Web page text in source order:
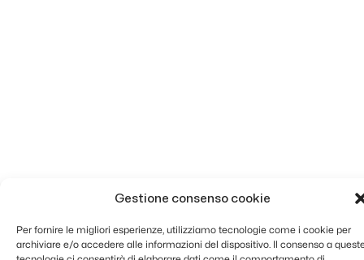
Gestione consenso cookie
Per fornire le migliori esperienze, utilizziamo tecnologie come i cookie per
archiviare e/o accedere alle informazioni del dispositivo. Il consenso a